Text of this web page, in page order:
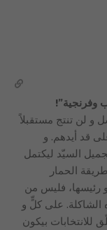
وفرنجية”!
و لن تنتج مستقبلاً
قد أيدهم. و
السيّد ليكتمل
الحمار
و رئيسها، فليس من
على كلٍّ و
للانتخابات بيكون